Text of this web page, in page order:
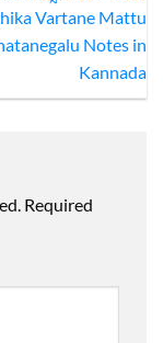
Vartane Mattu
Notes in
Kannada
Required